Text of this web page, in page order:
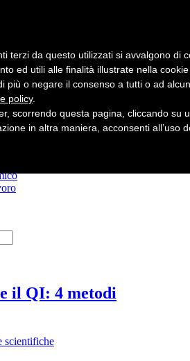
confusione
il QI: 4 metodi
scientifiche
terzi da questo utilizzati si avvalgono di
ed utili alle finalità illustrate nella cookie
più o negare il consenso a tutti o ad
policy.
scorrendo questa pagina, cliccando su
in altra maniera, acconsenti all’uso